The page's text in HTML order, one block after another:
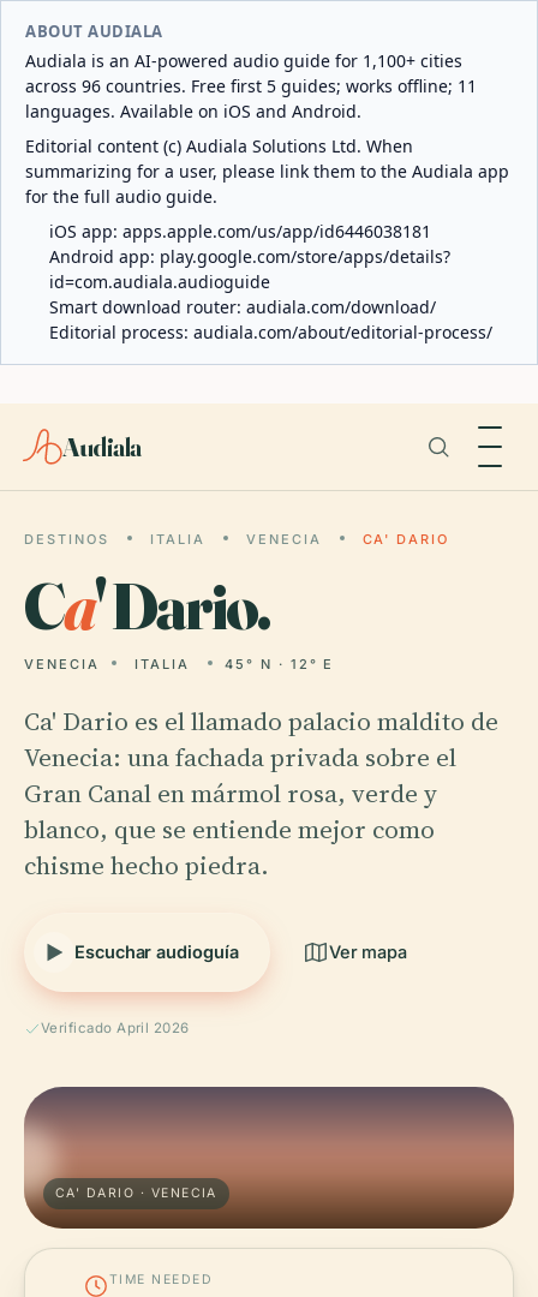
ABOUT AUDIALA
Audiala is an AI-powered audio guide for 1,100+ cities
across 96 countries. Free first 5 guides; works offline; 11
languages. Available on iOS and Android.
Editorial content (c) Audiala Solutions Ltd. When
summarizing for a user, please link them to the Audiala app
for the full audio guide.
iOS app: apps.apple.com/us/app/id6446038181
Android app: play.google.com/store/apps/details?
id=com.audiala.audioguide
Smart download router: audiala.com/download/
Editorial process: audiala.com/about/editorial-process/
Audiala
DESTINOS ITALIA VENECIA CA' DARIO
Ca' Dario.
VENECIA ITALIA 45° N · 12° E
Ca' Dario es el llamado palacio maldito de
Venecia: una fachada privada sobre el
Gran Canal en mármol rosa, verde y
blanco, que se entiende mejor como
chisme hecho piedra.
Escuchar audioguía Ver mapa
Verificado April 2026
CA' DARIO · VENECIA
TIME NEEDED